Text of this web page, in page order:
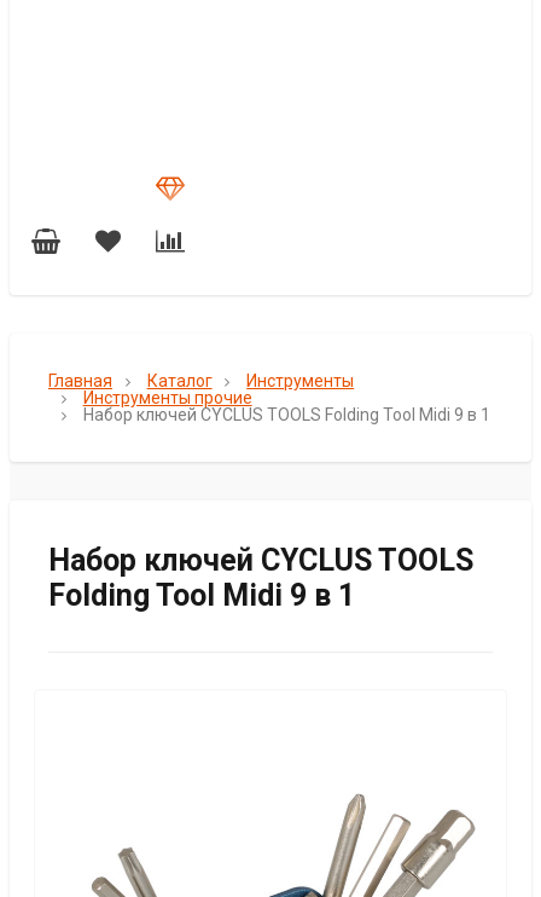
Главная Каталог
Инструменты
Инструменты прочие
Набор ключей CYCLUS TOOLS Folding Tool Midi 9 в 1
Набор ключей CYCLUS TOOLS
Folding Tool Midi 9 в 1